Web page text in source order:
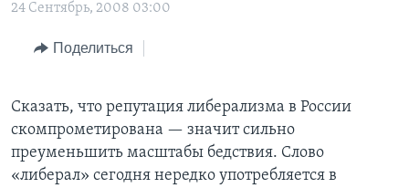
Перейти
Перейти
поиск
АМЕРИКА
НОВОСТИ ЗА МИНУТУ
ПОЧЕМУ ЭТО ВАЖНО?
ДИСКУССИЯ VOA
ДЕТАЛИ
ПРОЕКТЫ
УЧИМ АНГЛИЙСКИЙ
А КАК В АМЕРИКЕ?
АРТЕФАКТЫ
АМЕРИКАНСКИЕ ГОРОДКИ
ЭКСПЕРТИЗА
ФАКТЫ ПРОТИВ ФЕЙКОВ
ЗА СВОБОДУ ПРЕССЫ
УЧИМ АНГЛИЙСКИЙ
24 Сентябрь, 2008 03:00
Поделиться
Сказать, что репутация либерализма в России
скомпрометирована — значит сильно
преуменьшить масштабы бедствия. Слово
«либерал» сегодня нередко употребляется в